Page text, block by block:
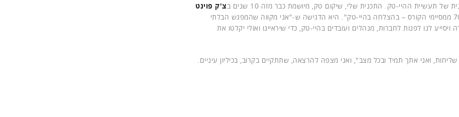
תעשיית ההיי-טק. התכנית שלי, שיקום טק, מיושמת כבר מזה 10 שנים ב
צ'ק פוינט
ובחברות נוספות. שילבנו עשרות אנשים עם מוגבלות – 70% ממסיימי הקורס – בהצלחה בהיי-טק". היא הדגישה ש-"אני מקווה שהמפגש הבלתי
לנו לפנות לחברות, מנהלים ועובדים בהיי-טק, כדי שיראיינו ואולי יקלטו את
ואני אתך תמיד ובכל מצב", ואני מצפה להרצאה, שתתקיים בקרוב, בכיליון עיניים.